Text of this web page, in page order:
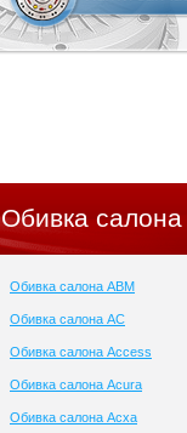
Обивка
Обивка салона ABM
Обивка салона AC
Обивка салона Access
Обивка салона Acura
Обивка салона Acxa